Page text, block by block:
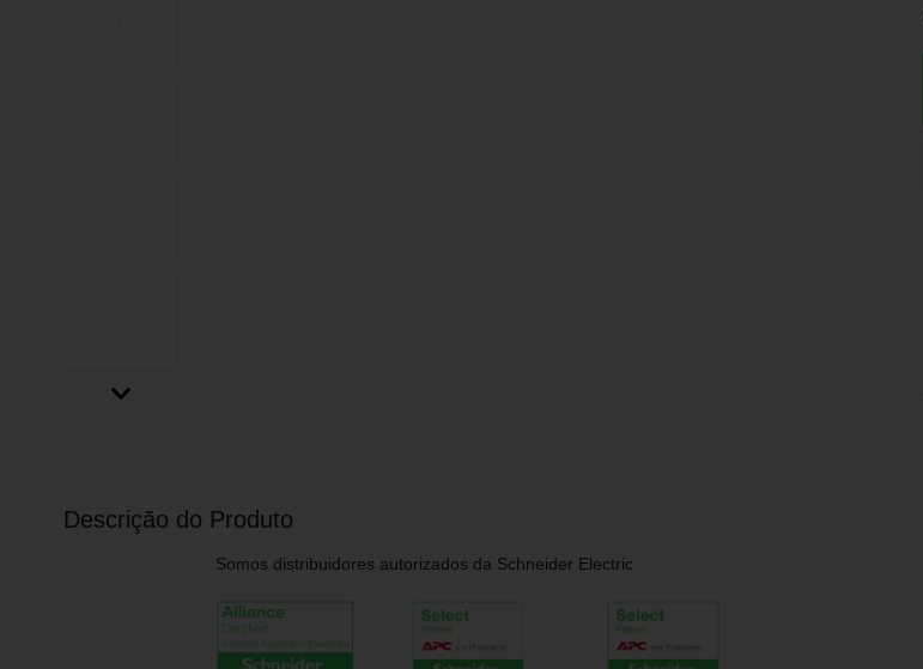
Descrição do Produto
Somos distribuidores autorizados da Schneider Electric